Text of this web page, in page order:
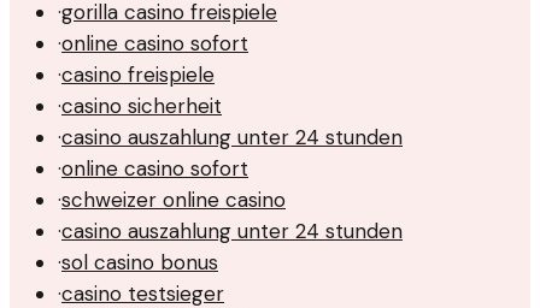
·gorilla casino freispiele
·online casino sofort
·casino freispiele
·casino sicherheit
·casino auszahlung unter 24 stunden
·online casino sofort
·schweizer online casino
·casino auszahlung unter 24 stunden
·sol casino bonus
·casino testsieger